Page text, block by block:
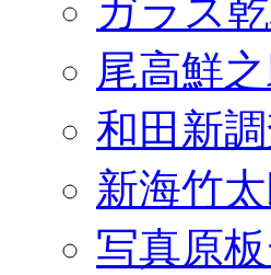
ガラス
尾高鮮
和田新
新海竹
写真原